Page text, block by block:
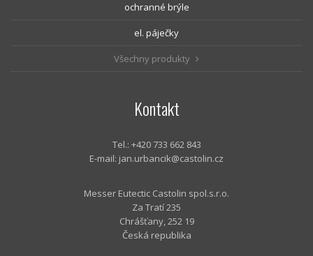
ochranné brýle
el. páječky
Všechny produkty
Kontakt
Tel.: +420 733 662 843
E-mail: jan.urbancik@castolin.cz
Messer Eutectic Castolin spol.s.r.o.
Za Tratí 235
Chrášťany, 252 19
Česká republika